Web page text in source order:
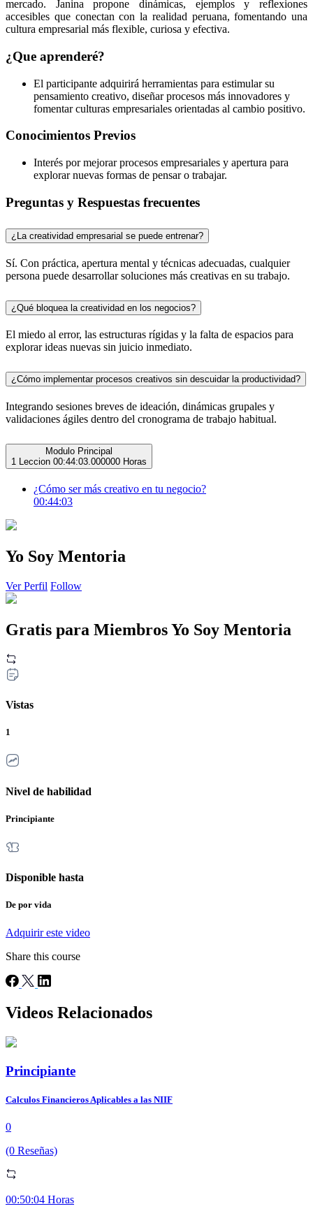
mercado. Janina propone dinámicas, ejemplos y reflexiones
accesibles que conectan con la realidad peruana, fomentando una
cultura empresarial más flexible, curiosa y efectiva.
¿Que aprenderé?
El participante adquirirá herramientas para estimular su
pensamiento creativo, diseñar procesos más innovadores y
fomentar culturas empresariales orientadas al cambio positivo.
Conocimientos Previos
Interés por mejorar procesos empresariales y apertura para
explorar nuevas formas de pensar o trabajar.
Preguntas y Respuestas frecuentes
¿La creatividad empresarial se puede entrenar?
Sí. Con práctica, apertura mental y técnicas adecuadas, cualquier
persona puede desarrollar soluciones más creativas en su trabajo.
¿Qué bloquea la creatividad en los negocios?
El miedo al error, las estructuras rígidas y la falta de espacios para
explorar ideas nuevas sin juicio inmediato.
¿Cómo implementar procesos creativos sin descuidar la productividad?
Integrando sesiones breves de ideación, dinámicas grupales y
validaciones ágiles dentro del cronograma de trabajo habitual.
Modulo Principal
1 Leccion 00:44:03.000000 Horas
¿Cómo ser más creativo en tu negocio?
00:44:03
Yo Soy Mentoria
Ver Perfil Follow
Gratis para Miembros Yo Soy Mentoria
Vistas
1
Nivel de habilidad
Principiante
Disponible hasta
De por vida
Adquirir este video
Share this course
Videos Relacionados
Principiante
Calculos Financieros Aplicables a las NIIF
0
(0 Reseñas)
00:50:04 Horas